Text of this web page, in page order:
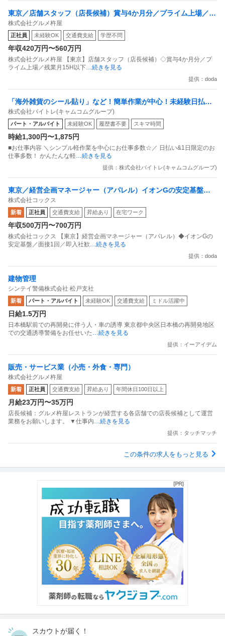
東京／店舗スタッフ（店長候補）賞与4か月分／プライム上場／残
業月15H以下／新店オープン多数
株式会社グルメ杵屋
正社員 未経験OK 交通費支給 学歴不問
年収420万円〜560万円
株式会社グルメ杵屋 【東京】店舗スタッフ（店長候補）◇賞与4か月分／プ
ライム上場／残業月15H以下 …続きを見る
提供：doda
「海外雑貨のシール貼り」など！簡単作業が中心！未経験日払い
OK！簡単
株式会社バイトレ(キャムコムグループ)
パート・アルバイト 未経験OK 履歴書不要 スキマ時間
時給1,300円〜1,875円
■お仕事内容 ＼シンプル軽作業を中心にお仕事多数☆／ 日払い&1日限定のお
仕事多数！ かんたんな軽 …続きを見る
提供：株式会社バイトレ(キャムコムグループ)
東京／経営企画マネージャー（アパレル）イオンGの安定基盤／
面接1回／即入社歓迎
株式会社コックス
新着 正社員 交通費支給 昇給あり 在宅ワーク
年収500万円〜700万円
株式会社コックス 【東京】経営企画マネージャー（アパレル）◆イオンGの
安定基盤／面接1回／即入社歓 …続きを見る
提供：doda
建物管理
シンテイ警備株式会社 松戸支社
新着 パート・アルバイト 未経験OK 交通費支給 ミドル活躍中
日給1.5万円
日本橋駅前での再開発に伴う人・車の誘導 東京都中央区日本橋の再開発地区
での交通誘導警備をお任せいた …続きを見る
提供：イーアイデム
販売・サービス業（小売・外食・専門）
株式会社グルメ杵屋
新着 正社員 交通費支給 昇給あり 年間休日100日以上
月給23万円〜35万円
店長候補：グルメ杵屋レストランが経営する各店舗での店長候補として運営
業務をお願いします。 ▼仕事内 …続きを見る
提供：タッチマッチ
この条件の求人をもっと見る
スカウトが届く！